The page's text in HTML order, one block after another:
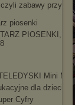
zabawy przy
piosenki
PIOSENKI,
Mini Mini
dla dzieci
Cyfry